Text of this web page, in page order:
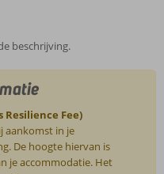
beschrijving.
Fee)
aankomst in je
De hoogte hiervan is
je accommodatie. Het